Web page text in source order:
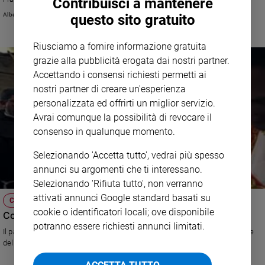
Sanremo
Cinema,
Tv
streaming
Libri
Musica
Famiglia
educazione
Genitori
e
figli
Nonni
Coppia
Alberto Bobbio
CHIESA
Conclave, le voci della Terra Santa
Il patriarca Twal, il custode Pizzaballa e padre Faltas analizzano l'elezione
del nuovo Pontefice secondo i problemi della Terra Santa.
questo sito gratuito
Riusciamo a fornire informazione gratuita
grazie alla pubblicità erogata dai nostri partner.
Accettando i consensi richiesti permetti ai
nostri partner di creare un'esperienza
personalizzata ed offrirti un miglior servizio.
Avrai comunque la possibilità di revocare il
consenso in qualunque momento.
Selezionando 'Accetta tutto', vedrai più spesso
annunci su argomenti che ti interessano.
Selezionando 'Rifiuta tutto', non verranno
attivati annunci Google standard basati su
cookie o identificatori locali; ove disponibile
potranno essere richiesti annunci limitati.